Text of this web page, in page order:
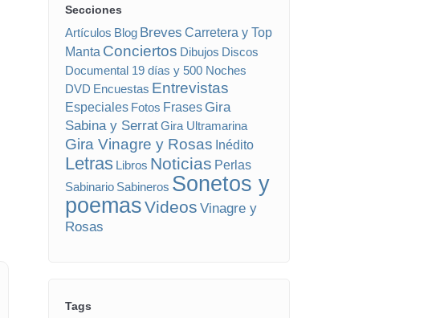
Secciones
Artículos Blog Breves Carretera y Top
Manta Conciertos Dibujos Discos
Documental 19 días y 500 Noches
DVD Encuestas Entrevistas
Especiales Fotos Frases Gira
Sabina y Serrat Gira Ultramarina
Gira Vinagre y Rosas Inédito
Letras Libros Noticias Perlas
Sabinario Sabineros Sonetos y
poemasVideos Vinagre y
Rosas
Tags